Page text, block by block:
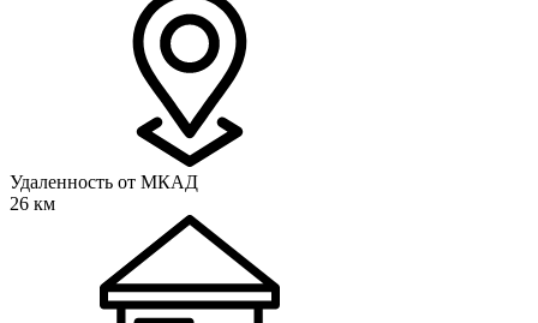
Удаленность от МКАД
26 км